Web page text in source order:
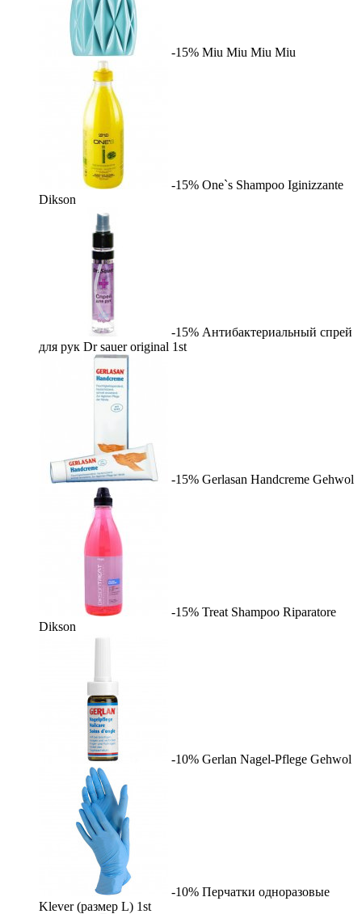
-15% Miu Miu Miu Miu
-15% One`s Shampoo Iginizzante
Dikson
-15% Антибактериальный спрей
для рук Dr sauer original 1st
-15% Gerlasan Handcreme Gehwol
-15% Treat Shampoo Riparatore
Dikson
-10% Gerlan Nagel-Pflege Gehwol
-10% Перчатки одноразовые
Klever (размер L) 1st